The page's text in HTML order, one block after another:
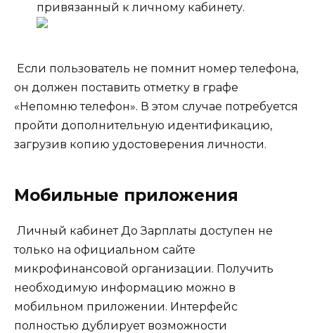
привязанный к личному кабинету.
Если пользователь не помнит номер телефона,
он должен поставить отметку в графе
«Непомню телефон». В этом случае потребуется
пройти дополнительную идентификацию,
загрузив копию удостоверения личности.
Мобильные приложения
Личный кабинет До Зарплаты доступен не
только на официальном сайте
микрофинансовой организации. Получить
необходимую информацию можно в
мобильном приложении. Интерфейс
полностью дублирует возможности